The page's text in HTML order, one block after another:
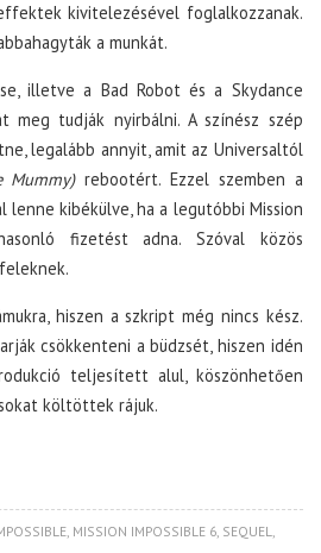
kivitelezésével foglalkozzanak.
a munkát.
illetve a Bad Robot és a Skydance
meg tudják nyirbálni. A színész szép
legalább annyit, amit az Universaltól
Mummy)rebootért. Ezzel szemben a
lenne kibékülve, ha a legutóbbi Mission
fizetést adna. Szóval közös
hiszen a szkript még nincs kész.
csökkenteni a büdzsét, hiszen idén
teljesített alul, köszönhetően
költöttek rájuk.
, MISSION IMPOSSIBLE 6, SEQUEL,